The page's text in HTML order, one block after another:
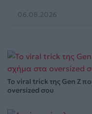
06.08.2026
Το viral trick της Gen Z
oversized σου